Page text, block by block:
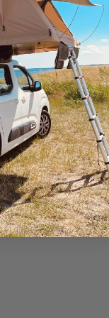
FEBRUAR 2024
jeres tagtelte
de mest stillede
svar JA! Langt
på...